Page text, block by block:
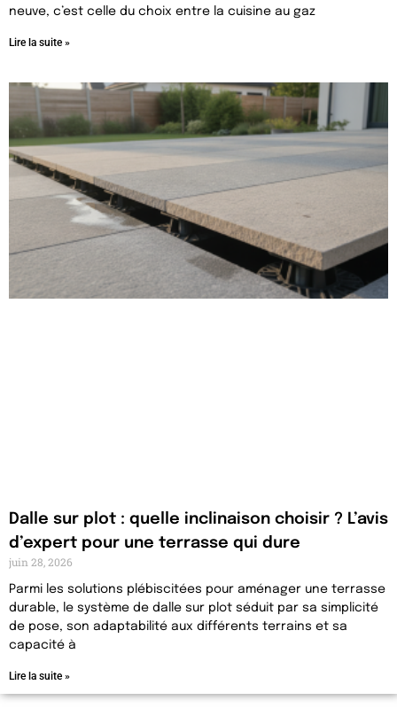
neuve, c’est celle du choix entre la cuisine au gaz
Lire la suite »
Dalle sur plot : quelle inclinaison choisir ? L’avis
d’expert pour une terrasse qui dure
juin 28, 2026
Parmi les solutions plébiscitées pour aménager une terrasse
durable, le système de dalle sur plot séduit par sa simplicité
de pose, son adaptabilité aux différents terrains et sa
capacité à
Lire la suite »